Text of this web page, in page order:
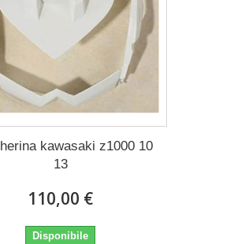
kawasaki z1000 10
13
110,00 €
Disponibile